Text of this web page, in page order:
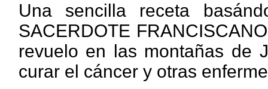
Una sencilla receta
SACERDOTE
revuelo en las montañas de
curar el cáncer y otras